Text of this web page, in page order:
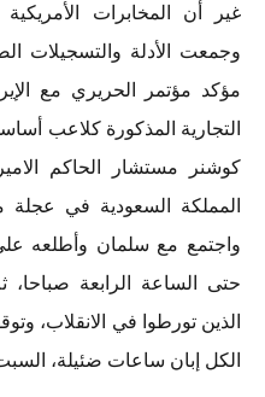
غير أن المخابرات
وجمعت الأدلة والتسجيلات
مؤكد مؤتمر الحريري مع
التجارية المذكورة كلاعب
كوشنر مستشار الحاكم
المملكة السعودية في
واجتمع مع سلمان وأطلعه
حتى الساعة الرابعة صباحا،
الذين تورطوا في الانقلاب،
الكل إبان ساعات ضئيلة،